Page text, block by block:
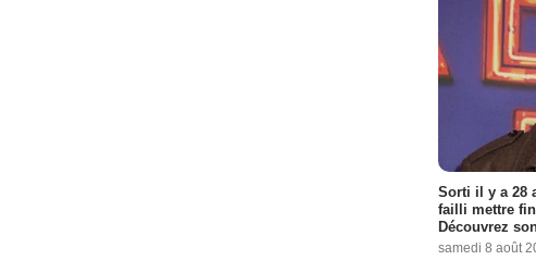
Sorti il y a 28
failli mettre
Découvrez
samedi 8 août